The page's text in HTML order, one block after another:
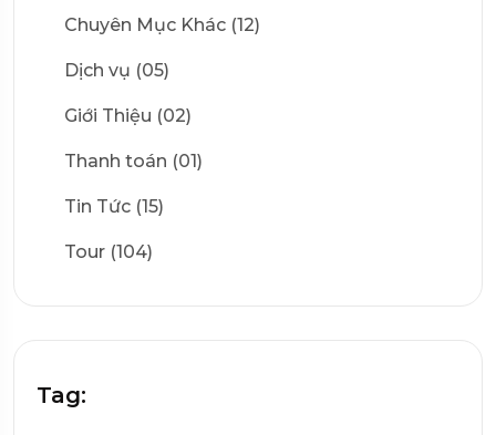
Chuyên Mục Khác (12)
Dịch vụ (05)
Giới Thiệu (02)
Thanh toán (01)
Tin Tức (15)
Tour (104)
Tag: